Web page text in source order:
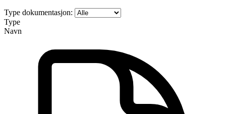
Type dokumentasjon:
Type
Navn